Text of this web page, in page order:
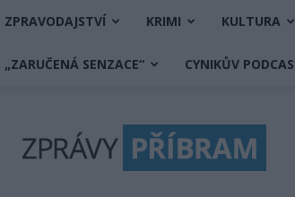
ZPRAVODAJSTVÍ KRIMI KULTURA
„ZARUČENÁ SENZACE“ CYNIKŮV
Příbram